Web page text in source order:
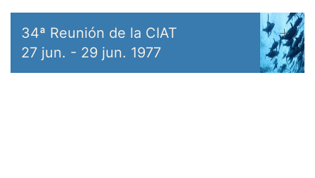
34ª Reunión de la CIAT
27 jun. - 29 jun. 1977